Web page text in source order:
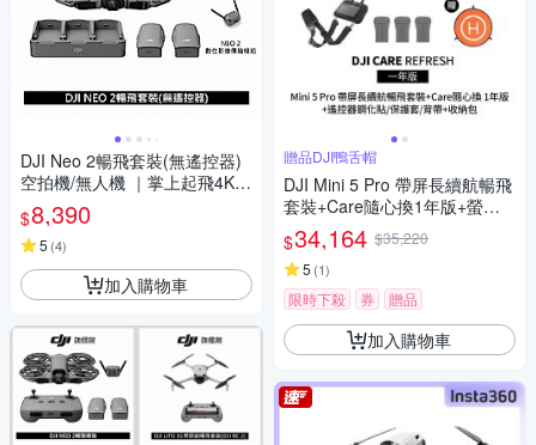
DJI Neo 2暢飛套裝(無遙控器)
空拍機/無人機 ｜掌上起飛4K畫
質｜全向避障最安心
$8,390
5 (4)
加入購物車
贈品DJI鴨舌帽
DJI Mini 5 Pro 帶屏長續航暢飛
套裝+Care隨心換1年版+螢幕
遙控器鋼化貼+遙控器保護套
+遙控器背帶+12030148 收納
包 (公司貨)
$34,164 $35,220
5 (1)
限時下殺 券 贈品
加入購物車